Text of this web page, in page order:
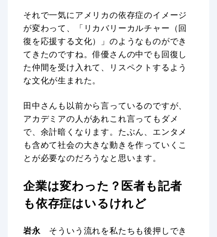
それで一気にアメリカの依存症のイメージ
が変わって、「リカバリーカルチャー（回
復を応援する文化）」のようなものができ
てきたのですね。俳優さんの中でも回復し
た仲間を受け入れて、リスペクトするよう
な文化が生まれた。
田中さんも以前から言っているのですが、
アカデミアの人があれこれ言ってもダメ
で、余計暗くなります。たぶん、エンタメ
も含めて社会の大きな動きを作っていくこ
とが必要なのだろうなと思います。
企業は変わった？医者も記者
も依存症はいるけれど
岩永そういう流れを私たちも後押しでき